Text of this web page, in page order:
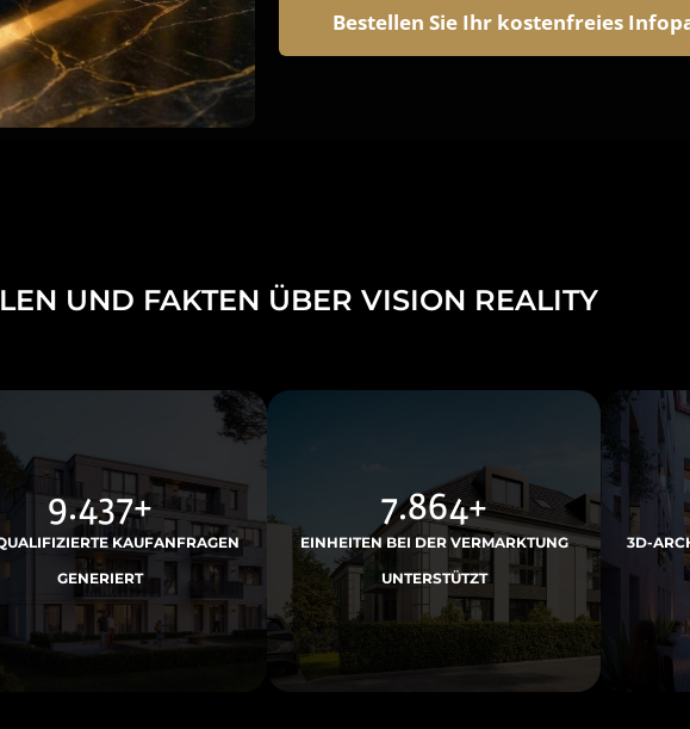
Bestellen Sie Ihr kostenfreies
UND FAKTEN ÜBER VISION REALITY
KAUFANFRAGEN
GENERIERT
23.587+
EINHEITEN BEI DER VERMARKTUNG
UNTERSTÜTZT
19.656+
3D-